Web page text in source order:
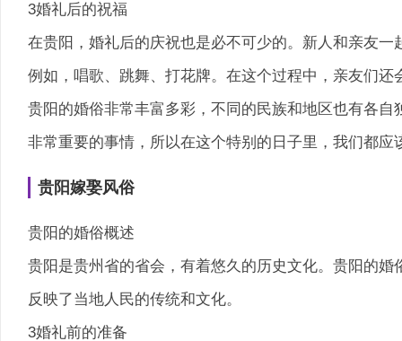
3婚礼后的祝福
在贵阳，婚礼后的庆祝也是必不可少的。新人和亲友
例如，唱歌、跳舞、打花牌。在这个过程中，亲友们还
贵阳的婚俗非常丰富多彩，不同的民族和地区也有各
非常重要的事情，所以在这个特别的日子里，我们都应
贵阳嫁娶风俗
贵阳的婚俗概述
贵阳是贵州省的省会，有着悠久的历史文化。贵阳的
反映了当地人民的传统和文化。
3婚礼前的准备